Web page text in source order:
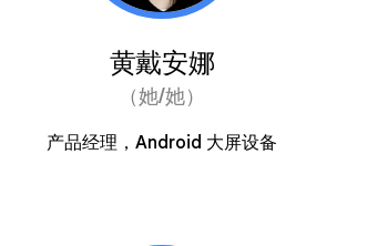
黄戴安娜
（她/她）
产品经理，Android 大屏设备